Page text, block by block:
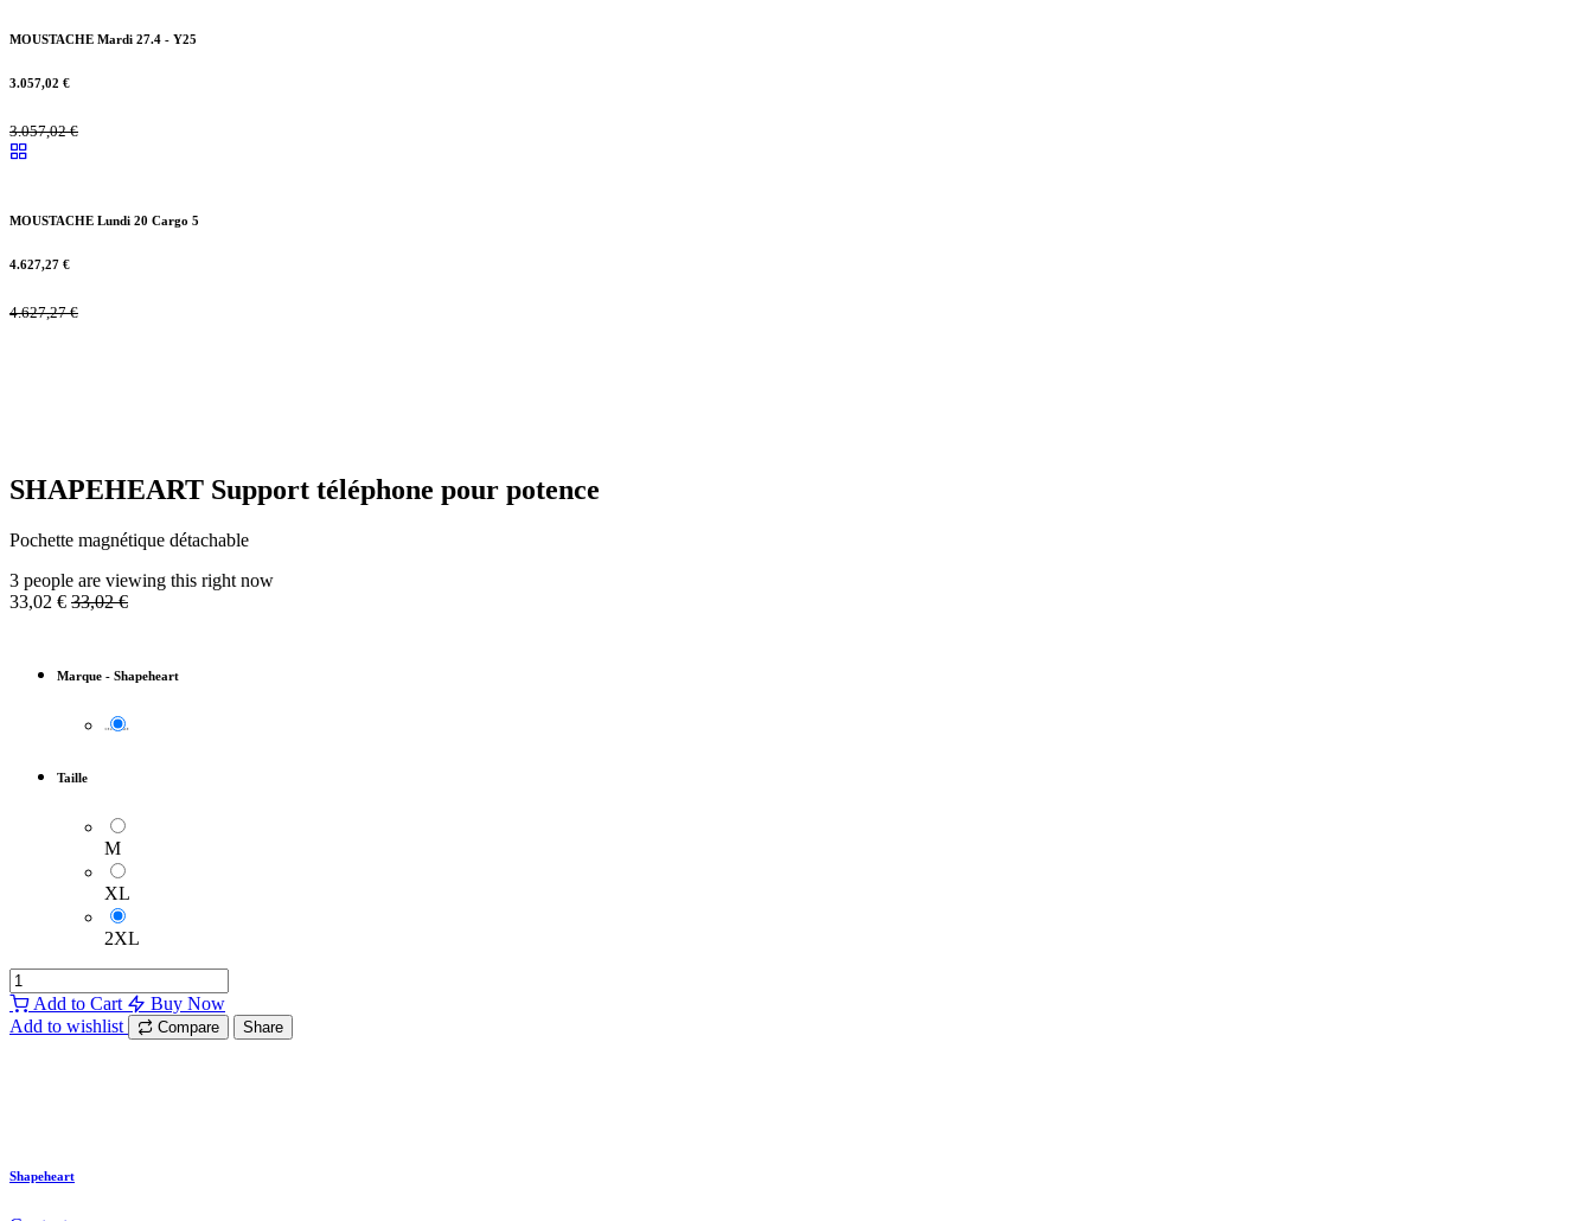
MOUSTACHE Mardi 27.4 - Y25
3.057,02 €
3.057,02€
MOUSTACHE Lundi 20 Cargo 5
4.627,27 €
4.627,27€
SHAPEHEART Support téléphone pour potence
Pochette magnétique détachable
3 people are viewing this right now
33,02 € 33,02€
Marque - Shapeheart
Taille
M
XL
2XL
Add to Cart
Buy Now
Add to wishlist
Compare Share
Shapeheart